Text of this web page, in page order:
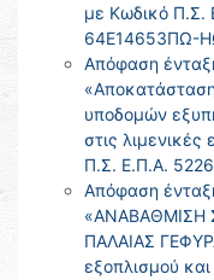
με Κωδικό Π.Σ.
64Ε14653ΠΩ-
Απόφαση
υποδομών
στις
Π.Σ. Ε.Π.Α.
Απόφαση
«ΑΝΑΒΑΘΜΙΣΗ
ΠΑΛΑΙΑΣ
εξοπλισμού